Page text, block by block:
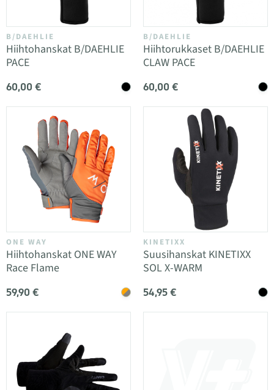
B/DAEHLIE
Hiihtohanskat B/DAEHLIE
PACE
60,00 €
B/DAEHLIE
Hiihtorukkaset B/DAEHLIE
CLAW PACE
60,00 €
ONE WAY
Hiihtohanskat ONE WAY
Race Flame
59,90 €
KINETIXX
Suusihanskat KINETIXX
SOL X-WARM
54,95 €